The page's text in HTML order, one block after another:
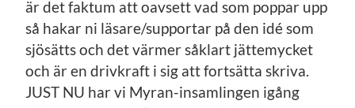
är det faktum att oavsett vad som poppar upp
så hakar ni läsare/supportar på den idé som
sjösätts och det värmer såklart jättemycket
och är en drivkraft i sig att fortsätta skriva.
JUST NU har vi Myran-insamlingen igång